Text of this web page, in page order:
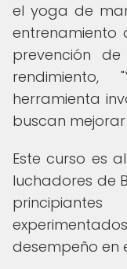
el yoga de
entrenamiento
prevención
herramienta
buscan
Este curso es
luchadores de
desempeño en